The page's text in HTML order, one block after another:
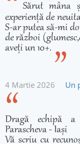
Sărut mâna
experiență de
S-ar putea să-mi
de război
aveți un 10+.
4 Martie 2026 Un
Dragă echipă a
Parascheva - Iași
Vă scriu cu